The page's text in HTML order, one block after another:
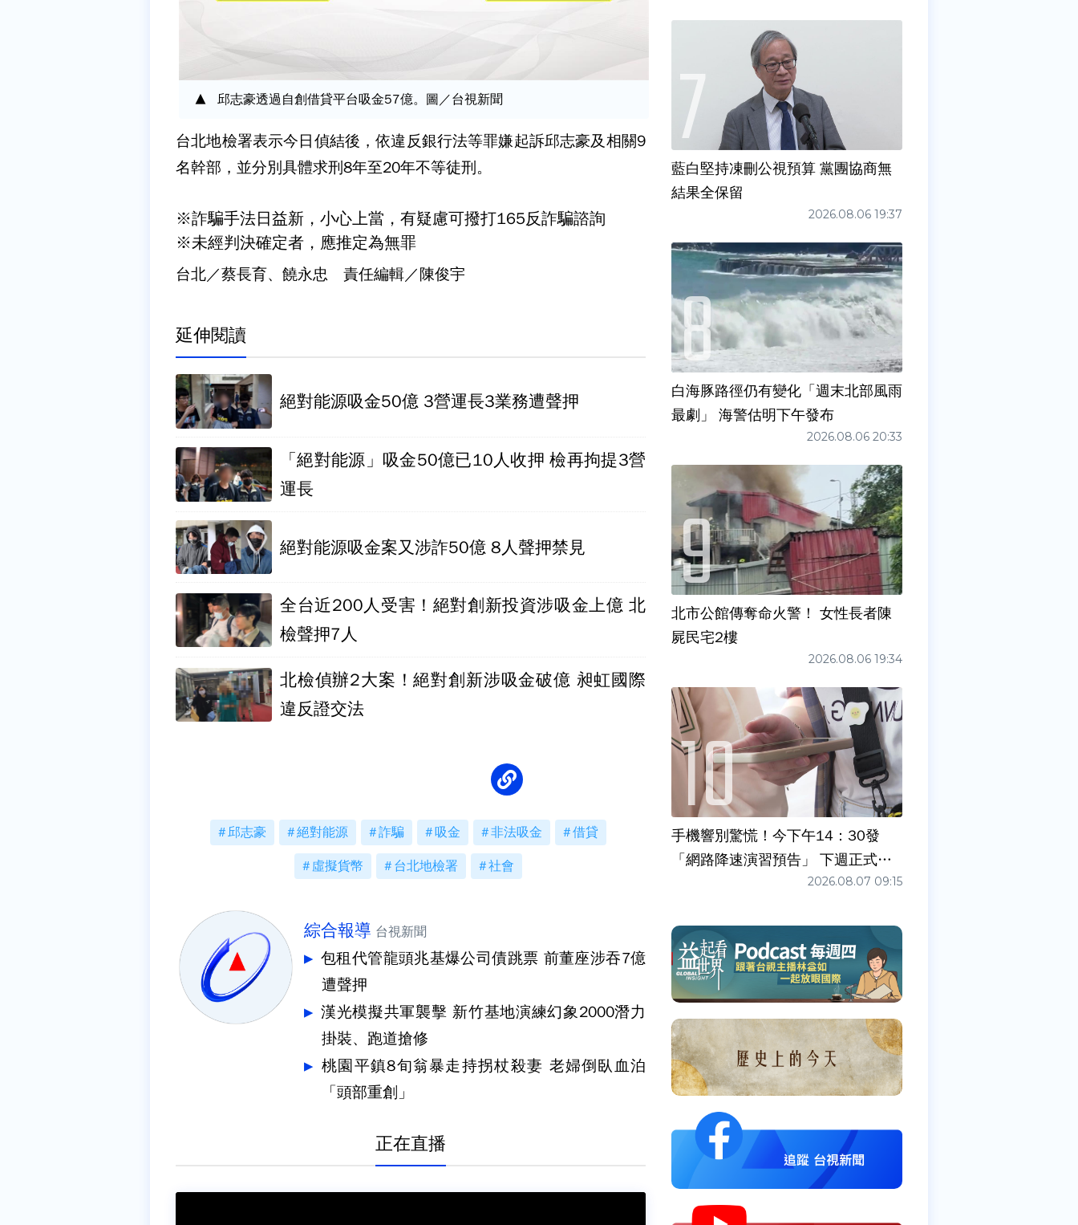
邱志豪透過自創借貸平台吸金57億。圖／台視新聞
台北地檢署表示今日偵結後，依違反銀行法等罪嫌起訴邱志豪及相關9
名幹部，並分別具體求刑8年至20年不等徒刑。
※詐騙手法日益新，小心上當，有疑慮可撥打165反詐騙諮詢
※未經判決確定者，應推定為無罪
台北／蔡長育、饒永忠 責任編輯／陳俊宇
延伸閱讀
絕對能源吸金50億 3營運長3業務遭聲押
「絕對能源」吸金50億已10人收押 檢再拘提3營
運長
絕對能源吸金案又涉詐50億 8人聲押禁見
全台近200人受害！絕對創新投資涉吸金上億 北
檢聲押7人
北檢偵辦2大案！絕對創新涉吸金破億 昶虹國際
違反證交法
邱志豪 絕對能源 詐騙 吸金 非法吸金 借貸
虛擬貨幣 台北地檢署 社會
綜合報導 台視新聞
包租代管龍頭兆基爆公司債跳票 前董座涉吞7億
遭聲押
漢光模擬共軍襲擊 新竹基地演練幻象2000潛力
掛裝、跑道搶修
桃園平鎮8旬翁暴走持拐杖殺妻 老婦倒臥血泊
「頭部重創」
正在直播
藍白堅持凍刪公視預算 黨團協商無
結果全保留
2026.08.06 19:37
白海豚路徑仍有變化「週末北部風雨
最劇」 海警估明下午發布
2026.08.06 20:33
北市公館傳奪命火警！ 女性長者陳
屍民宅2樓
2026.08.06 19:34
手機響別驚慌！今下午14：30發
「網路降速演習預告」 下週正式登
2026.08.07 09:15